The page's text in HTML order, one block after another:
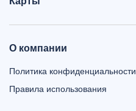
О компании
Политика конфиденциальности
Правила использования